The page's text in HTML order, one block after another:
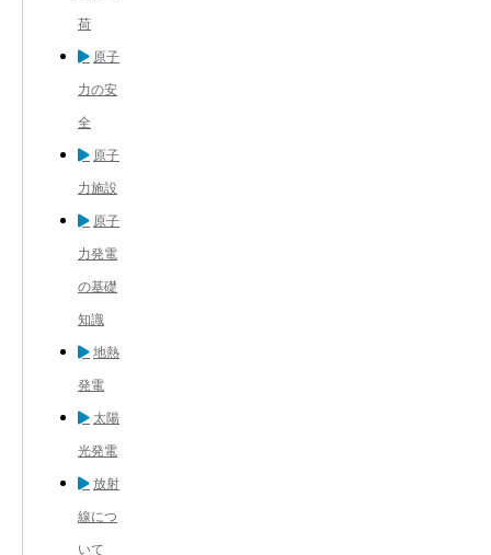
荷
原子
力の安
全
原子
力施設
原子
力発電
の基礎
知識
地熱
発電
太陽
光発電
放射
線につ
いて